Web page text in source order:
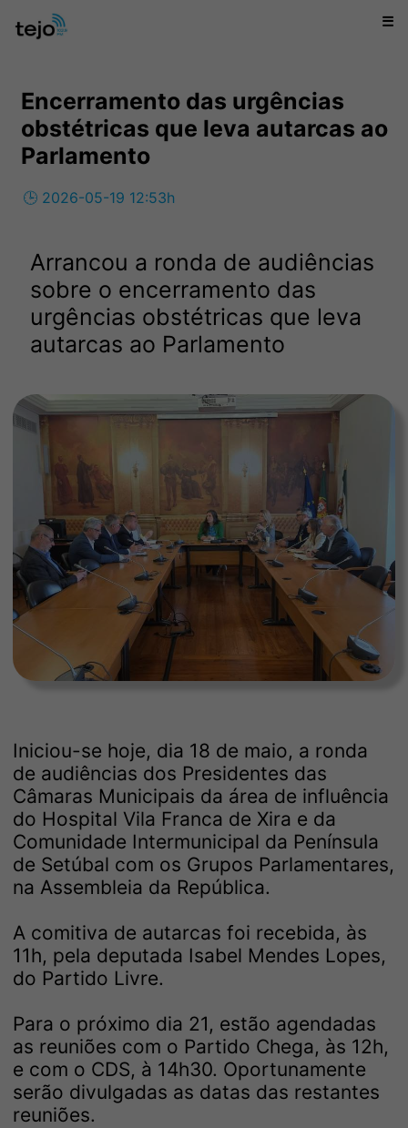
☰
Encerramento das urgências
obstétricas que leva autarcas ao
Parlamento
🕒 2026-05-19 12:53h
Arrancou a ronda de audiências
sobre o encerramento das
urgências obstétricas que leva
autarcas ao Parlamento
Iniciou-se hoje, dia 18 de maio, a ronda
de audiências dos Presidentes das
Câmaras Municipais da área de influência
do Hospital Vila Franca de Xira e da
Comunidade Intermunicipal da Península
de Setúbal com os Grupos Parlamentares,
na Assembleia da República.
A comitiva de autarcas foi recebida, às
11h, pela deputada Isabel Mendes Lopes,
do Partido Livre.
Para o próximo dia 21, estão agendadas
as reuniões com o Partido Chega, às 12h,
e com o CDS, à 14h30. Oportunamente
serão divulgadas as datas das restantes
reuniões.